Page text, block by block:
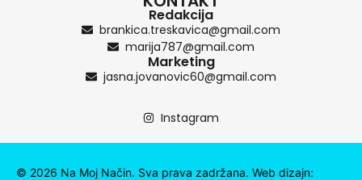
Redakcija
brankica.treskavica@gmail.com
marija787@gmail.com
Marketing
jasna.jovanovic60@gmail.com
Instagram
© 2026 Na Moj Način. Sva prava zadržana. Web dizajn: